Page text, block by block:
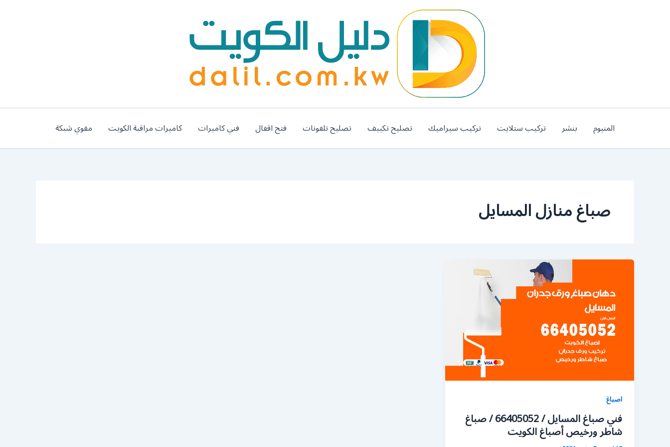
المنيوم بنشر تركيب ستلايت تركيب سيراميك تصليح تكييف تصليح تلفونات فتح اقفال فني كاميرات كاميرات مراقبة الكويت مقوي شبكة
صباغ منازل المسايل
اصباغ
فني صباغ المسايل / 66405052 / صباغ
شاطر ورخيص أصباغ الكويت